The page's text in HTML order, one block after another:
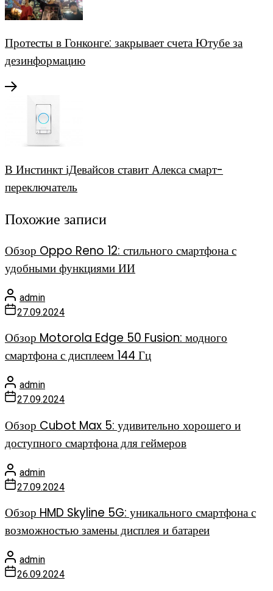
Протесты в Гонконге: закрывает счета Ютубе за
дезинформацию
В Инстинкт іДевайсов ставит Алекса смарт-
переключатель
Похожие записи
Обзор Oppo Reno 12: стильного смартфона с
удобными функциями ИИ
admin
27.09.2024
Обзор Motorola Edge 50 Fusion: модного
смартфона с дисплеем 144 Гц
admin
27.09.2024
Обзор Cubot Max 5: удивительно хорошего и
доступного смартфона для геймеров
admin
27.09.2024
Обзор HMD Skyline 5G: уникального смартфона с
возможностью замены дисплея и батареи
admin
26.09.2024